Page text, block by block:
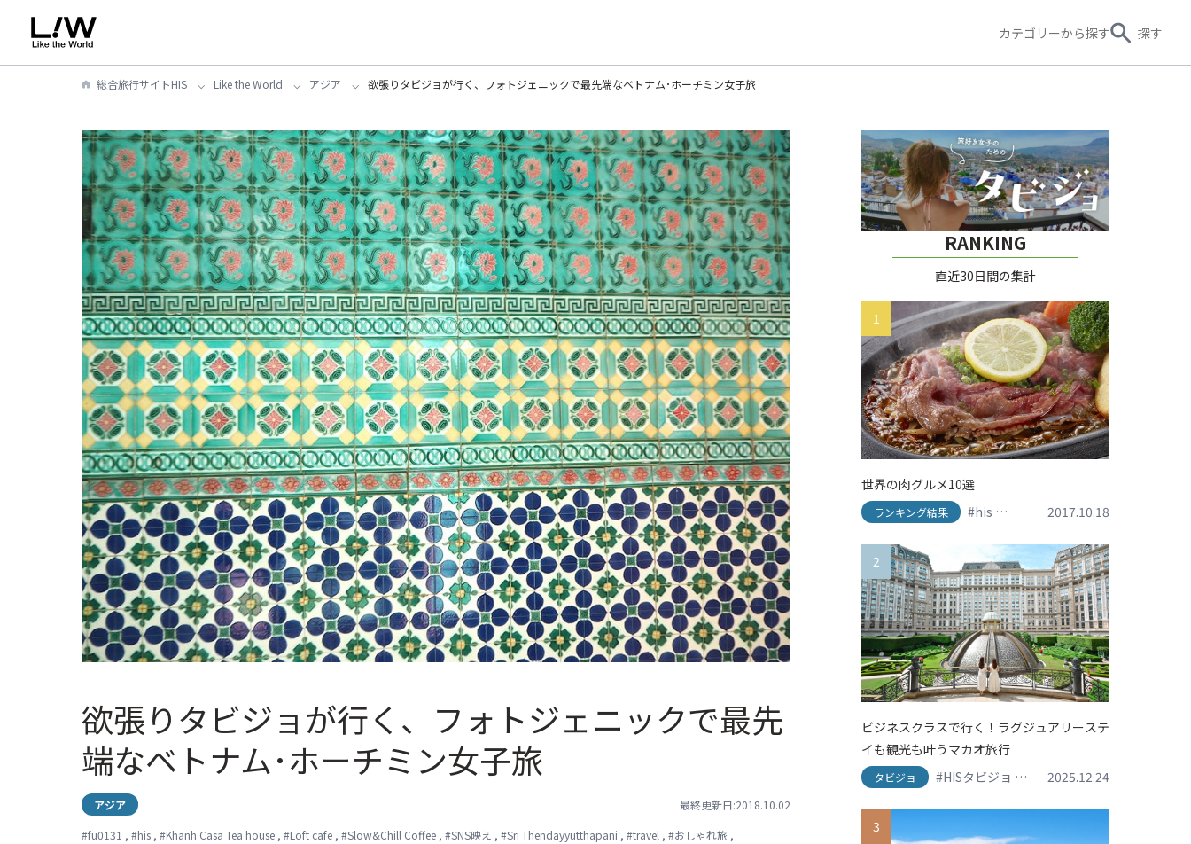
カテゴリーから探す 探す
総合旅行サイトHIS Like the World アジア 欲張りタビジョが行く、フォトジェニックで最先端なベトナム･ホーチミン女子旅
欲張りタビジョが行く、フォトジェニックで最先
端なベトナム･ホーチミン女子旅
アジア
#fu0131 , #his , #Khanh Casa Tea house , #Loft cafe , #Slow&Chill Coffee , #SNS映え , #Sri Thendayyutthapani , #travel , #おしゃれ旅 ,
最終更新日:2018.10.02
RANKING
直近30日間の集計
1
世界の肉グルメ10選
ランキング結果 #his #travel #アメリカ
2017.10.18
2
ビジネスクラスで行く！ラグジュアリーステ
イも観光も叶うマカオ旅行
タビジョ #HISタビジョ #HISタビジョレポーター
2025.12.24
3